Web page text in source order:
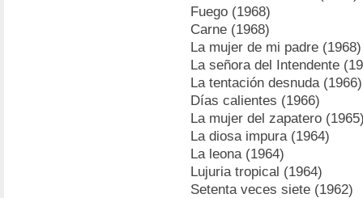
Fuego (1968)
Carne (1968)
La mujer de mi padre (1968)
La señora del Intendente
La tentación desnuda (1966)
Días calientes (1966)
La mujer del zapatero
La diosa impura (1964)
La leona (1964)
Lujuria tropical (1964)
Setenta veces siete (1962)